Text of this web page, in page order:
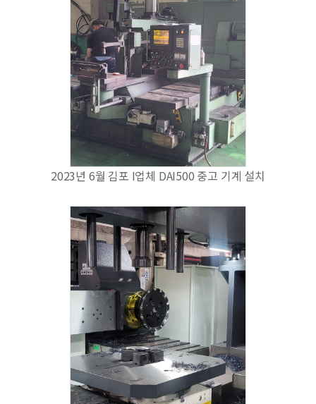
2023년 6월 김포 I업체 DAI500 중고 기계 설치